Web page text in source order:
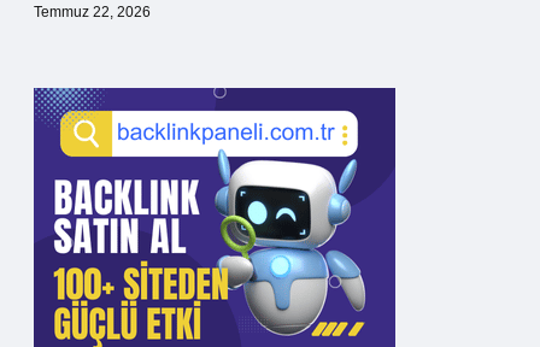
Temmuz 22, 2026